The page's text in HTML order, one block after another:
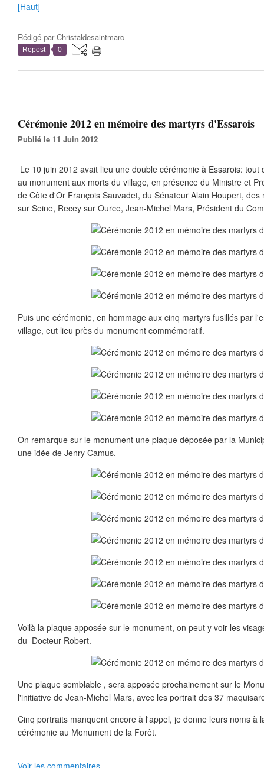
[Haut]
Rédigé parChristaldesaintmarc
Repost 0
Cérémonie 2012 en mémoire des martyrs d'Essarois
Publié le 11 Juin 2012
Le 10 juin 2012 avait lieu une double cérémonie à Essarois:
au monument aux morts du village, en présence du Ministre et
de Côte d'Or François Sauvadet, du Sénateur Alain Houpert, des
sur Seine, Recey sur Ource, Jean-Michel Mars, Président du
Puis une cérémonie, en hommage aux cinq martyrs fusillés par
village, eut lieu près du monument commémoratif.
On remarque sur le monument une plaque déposée par la
une idée de Jenry Camus.
Voilà la plaque apposée sur le monument, on peut y voir les
du Docteur Robert.
Une plaque semblable , sera apposée prochainement sur le
l'initiative de Jean-Michel Mars, avec les portrait des 37
Cinq portraits manquent encore à l'appel, je donne leurs noms à
cérémonie au Monument de la Forêt.
Voir les commentaires